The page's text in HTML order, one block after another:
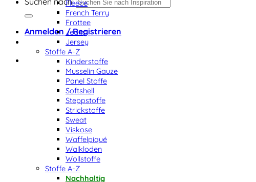
Anmelden / Registrieren
Fleece
French Terry
Frottee
Jeans
Jersey
Stoffe A-Z
Kinderstoffe
Musselin Gauze
Panel Stoffe
Softshell
Steppstoffe
Strickstoffe
Sweat
Viskose
Waffelpiqué
Walkloden
Wollstoffe
Stoffe A-Z
Nachhaltig